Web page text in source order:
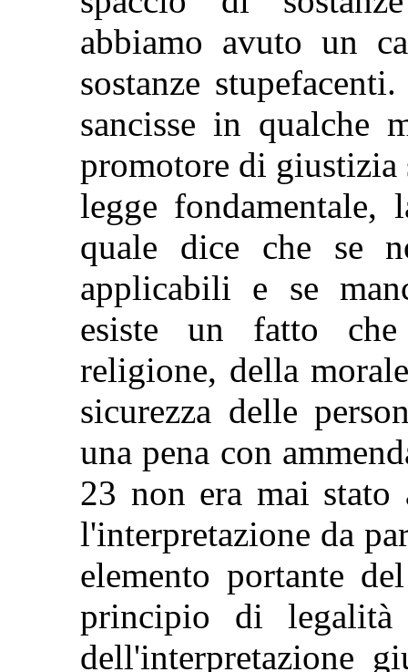
abbiamo avuto un
sostanze
sancisse in qualche
promotore di giustizia
legge
quale dice che se
applicabili e se
esiste un fatto
religione, della
sicurezza delle
una pena con
23 non era mai
l'interpretazione da
elemento portante
principio di
dell'interpretazione